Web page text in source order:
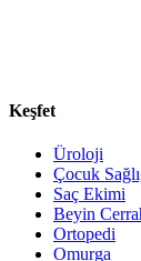
Keşfet
Üroloji
Çocuk
Saç Ekimi
Beyin
Ortopedi
Omurga